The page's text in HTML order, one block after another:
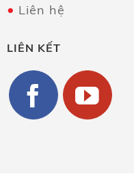
Liên hệ
LIÊN KẾT